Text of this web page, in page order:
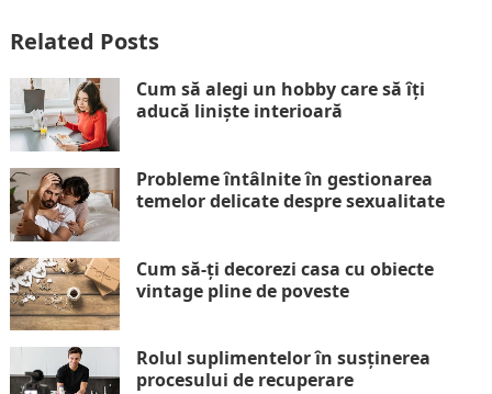
Related Posts
Cum să alegi un hobby care să îți
aducă liniște interioară
Probleme întâlnite în gestionarea
temelor delicate despre sexualitate
Cum să-ți decorezi casa cu obiecte
vintage pline de poveste
Rolul suplimentelor în susținerea
procesului de recuperare